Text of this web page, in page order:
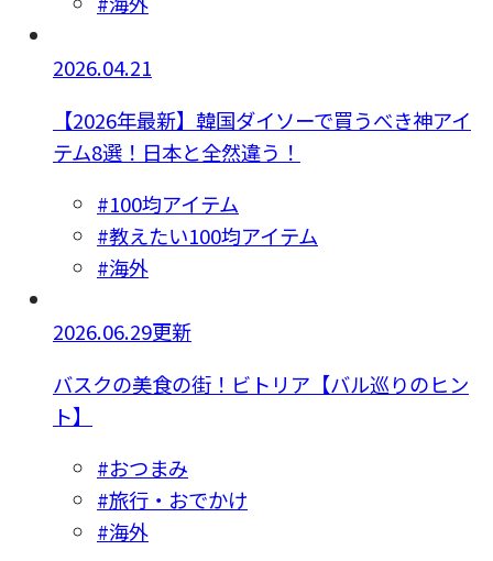
2026.04.21
【2026年最新】韓国ダイソーで買うべき神アイ
テム8選！日本と全然違う！
#100均アイテム
#教えたい100均アイテム
#海外
2026.06.29更新
バスクの美食の街！ビトリア【バル巡りのヒン
ト】
#おつまみ
#旅行・おでかけ
#海外